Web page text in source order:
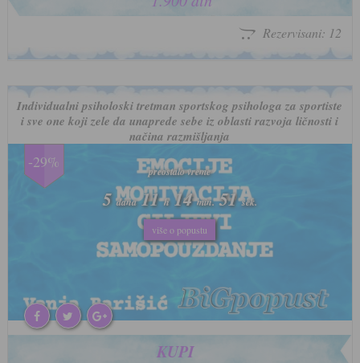
Rezervisani: 12
Individualni psiholoski tretman sportskog psihologa za sportiste
i sve one koji zele da unaprede sebe iz oblasti razvoja ličnosti i
načina razmišljanja
-29%
preostalo vreme
5dana 11h 14min. 47sek.
više o popustu
preostalo vreme
5dana 11h 14min. 47sek.
više o popustu
KUPI